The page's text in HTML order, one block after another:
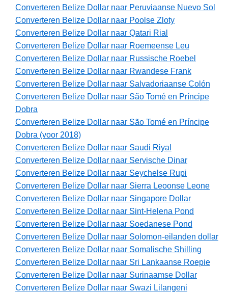
Converteren Belize Dollar naar Peruviaanse Nuevo Sol
Converteren Belize Dollar naar Poolse Zloty
Converteren Belize Dollar naar Qatari Rial
Converteren Belize Dollar naar Roemeense Leu
Converteren Belize Dollar naar Russische Roebel
Converteren Belize Dollar naar Rwandese Frank
Converteren Belize Dollar naar Salvadoriaanse Colón
Converteren Belize Dollar naar São Tomé en Príncipe
Dobra
Converteren Belize Dollar naar São Tomé en Príncipe
Dobra (voor 2018)
Converteren Belize Dollar naar Saudi Riyal
Converteren Belize Dollar naar Servische Dinar
Converteren Belize Dollar naar Seychelse Rupi
Converteren Belize Dollar naar Sierra Leoonse Leone
Converteren Belize Dollar naar Singapore Dollar
Converteren Belize Dollar naar Sint-Helena Pond
Converteren Belize Dollar naar Soedanese Pond
Converteren Belize Dollar naar Solomon-eilanden dollar
Converteren Belize Dollar naar Somalische Shilling
Converteren Belize Dollar naar Sri Lankaanse Roepie
Converteren Belize Dollar naar Surinaamse Dollar
Converteren Belize Dollar naar Swazi Lilangeni